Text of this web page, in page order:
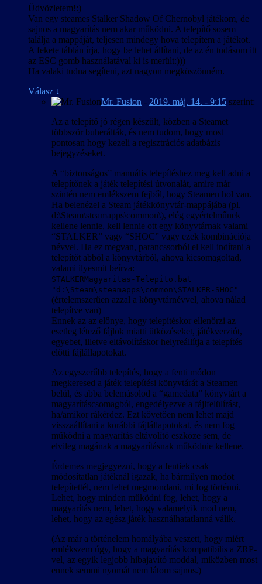
Üdvözletem!:)
Van egy steames Stalker Shadow Of Chernobyl játékom, de
sajnos a magyarítás nem akar működni. A telepítő sosem
találja a mappáját, teljesen mindegy hova telepítem a játékot.
A fekete táblán írja, hogy be lehet állítani, de az én tudásom itt
az ESC gomb használatával ki is merült:)))
Ha valaki tudna segíteni, azt nagyon megköszönném.
Válasz ↓
Mr. Fusion - 2019. máj. 14. - 9:15 szerint:
Az a telepítő jó régen készült, közben a Steamet
többször buherálták, és nem tudom, hogy most
pontosan hogy kezeli a regisztrációs adatbázis
bejegyzéseket.
A “biztonságos” manuális telepítéshez meg kell adni a
telepítőnek a játék telepítési útvonalát, amire már
szintén nem emlékszem fejből, hogy Steamen hol van.
Ha belenézel a Steam játékkönyvtár-mappájába (pl.
d:\Steam\steamapps\common\), elég egyértelműnek
kellene lennie, kell lennie ott egy könyvtárnak valami
“STALKER” vagy “SHOC” vagy ezek kombinációja
névvel. Ha ez megvan, parancssorból el kell indítani a
telepítőt abból a könyvtárból, ahova kicsomagoltad,
valami ilyesmit beírva:
STALKERMagyaritas-Telepito.bat
"d:\Steam\steamapps\common\STALKER-SHOC"
(értelemszerűen azzal a könyvtárnévvel, ahova nálad
telepítve van)
Ennek az az előnye, hogy telepítéskor ellenőrzi az
esetleg létező fájlok miatti ütközéseket, játékverziót,
egyebet, illetve eltávolításkor helyreállítja a telepítés
előtti fájlállapotokat.
Az egyszerűbb telepítés, hogy a fenti módon
megkeresed a játék telepítési könyvtárát a Steamen
belül, és abba belemásolod a “gamedata” könyvtárt a
magyarításcsomagból, engedélyezve a fájlfelülírást,
ha/amikor rákérdez. Ezt követően nem lehet majd
visszaállítani a korábbi fájlállapotokat, és nem fog
működni a magyarítás eltávolító eszköze sem, de
elvileg magának a magyarításnak működnie kellene.
Érdemes megjegyezni, hogy a fentiek csak
módosítatlan játéknál igazak, ha bármilyen modot
telepítettél, nem lehet megmondani, mi fog történni.
Lehet, hogy minden működni fog, lehet, hogy a
magyarítás nem, lehet, hogy valamelyik mod nem,
lehet, hogy az egész játék használhatatlanná válik.
(Az már a történelem homályába veszett, hogy miért
emlékszem úgy, hogy a magyarítás kompatibilis a ZRP-
vel, az egyik legjobb hibajavító moddal, miközben most
ennek semmi nyomát nem látom sajnos.)